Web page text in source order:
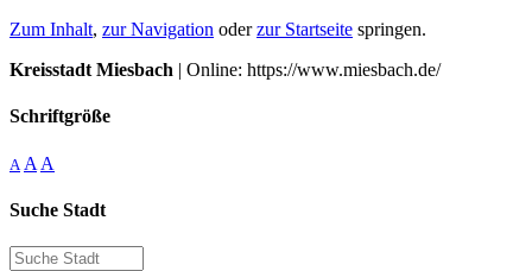
Zum Inhalt, zur Navigation oderzur Startseite springen.
Kreisstadt Miesbach | Online: https://www.miesbach.de/
Schriftgröße
A A A
Suche Stadt